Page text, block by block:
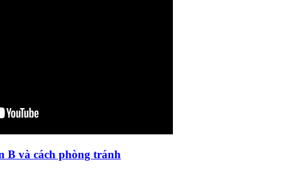
B và cách phòng tránh